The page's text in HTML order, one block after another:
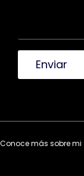
Enviar
Conoce más sobre mi